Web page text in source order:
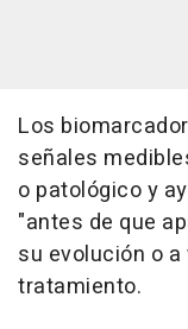
Los
señales
o patológico y
"antes de que
su evolución o
tratamiento.